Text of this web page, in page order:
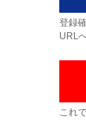
登録
URL
これ